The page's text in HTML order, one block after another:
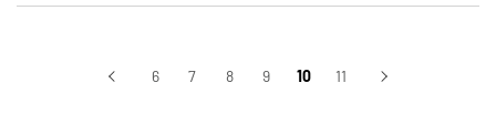
‹前へ 6 7 8 9 10 11 ›次へ